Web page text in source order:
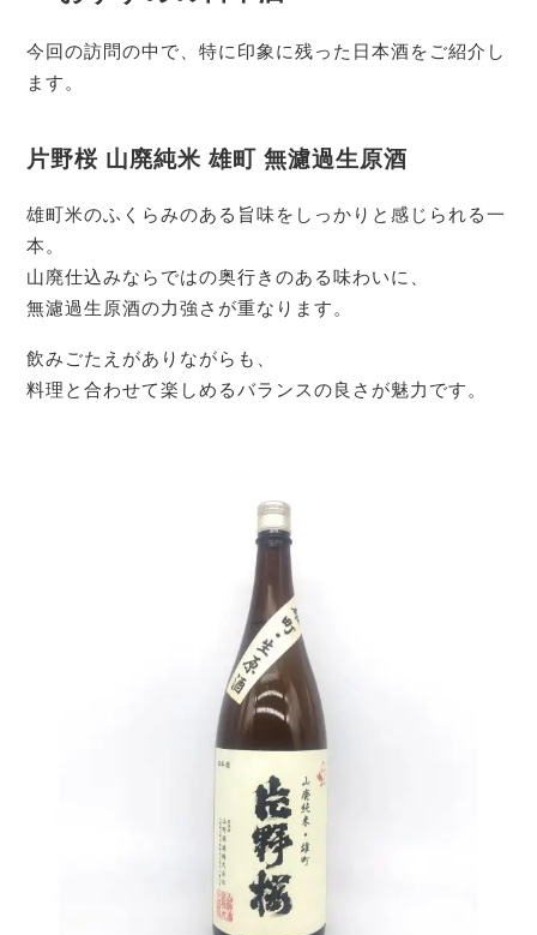
今回の訪問の中で、特に印象に残った日本酒をご紹介し
ます。
片野桜 山廃純米 雄町 無濾過生原酒
雄町米のふくらみのある旨味をしっかりと感じられる一
本。
山廃仕込みならではの奥行きのある味わいに、
無濾過生原酒の力強さが重なります。
飲みごたえがありながらも、
料理と合わせて楽しめるバランスの良さが魅力です。